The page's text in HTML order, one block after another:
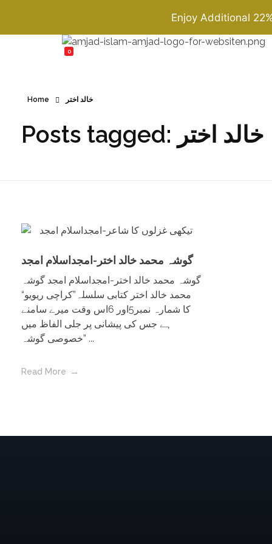
Enjoy Additional
Amjad Islam Amjad
Writer & Urdu Poet
0
Home خالد اختر
Posts tagged: خالد اختر
گوشہ محمد خالد اختر-امجداسلام امجد
گوشہ محمد خالد اختر-امجداسلام امجد گوشہ
محمد خالد اختر کتابی سلسلہ”کراچی ریویو“
کا شمارہ نمبر5اور 6اس وقت میرے سامنے
ہے جس کی پیشانی پر جلی الفاظ میں
”خصوصی گوشہ ...
Read More